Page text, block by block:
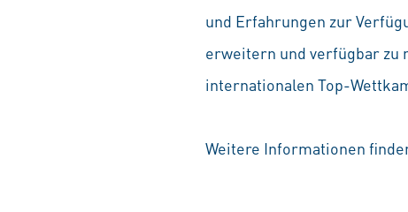
und Erfahrungen zur
erweitern und verfügbar zu
internationalen Top-
Weitere Informationen